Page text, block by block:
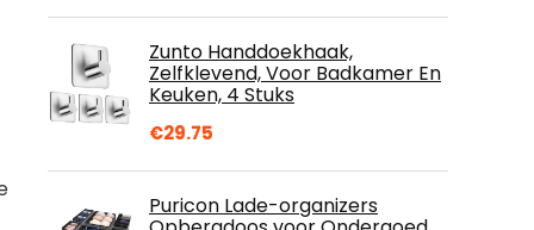
Zunto Handdoekhaak,
Zelfklevend, Voor Badkamer En
Keuken, 4 Stuks
€29.75
Puricon Lade-organizers